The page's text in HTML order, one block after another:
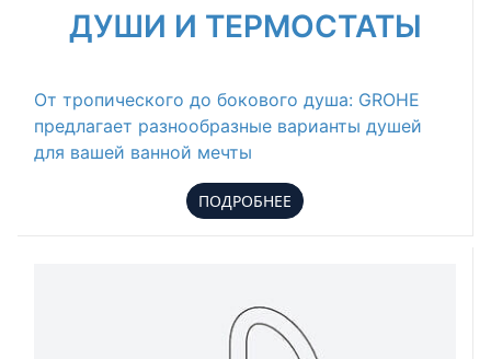
ДУШИ И ТЕРМОСТАТЫ
От тропического до бокового душа: GROHE
предлагает разнообразные варианты душей
для вашей ванной мечты
ПОДРОБНЕЕ